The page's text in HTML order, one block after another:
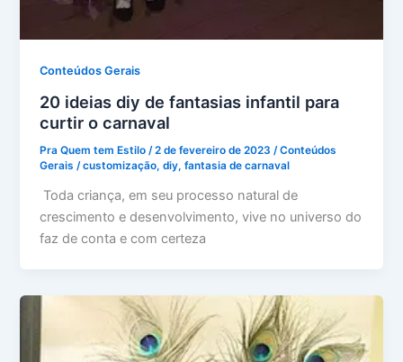
Conteúdos Gerais
20 ideias diy de fantasias infantil para
curtir o carnaval
Pra Quem tem Estilo/2 de fevereiro de 2023/Conteúdos
Gerais /customização,diy,fantasia de carnaval
Toda criança, em seu processo natural de
crescimento e desenvolvimento, vive no universo do
faz de conta e com certeza